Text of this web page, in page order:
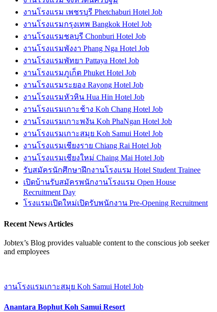
งานโรงแรม เพชรบุรี Phetchaburi Hotel Job
งานโรงแรมกรุงเทพ Bangkok Hotel Job
งานโรงแรมชลบุรี Chonburi Hotel Job
งานโรงแรมพังงา Phang Nga Hotel Job
งานโรงแรมพัทยา Pattaya Hotel Job
งานโรงแรมภูเก็ต Phuket Hotel Job
งานโรงแรมระยอง Rayong Hotel Job
งานโรงแรมหัวหิน Hua Hin Hotel Job
งานโรงแรมเกาะช้าง Koh Chang Hotel Job
งานโรงแรมเกาะพงัน Koh PhaNgan Hotel Job
งานโรงแรมเกาะสมุย Koh Samui Hotel Job
งานโรงแรมเชียงราย Chiang Rai Hotel Job
งานโรงแรมเชียงใหม่ Chaing Mai Hotel Job
รับสมัครนักศึกษาฝึกงานโรงแรม Hotel Student Trainee
เปิดบ้านรับสมัครพนักงานโรงแรม Open House
Recruitment Day
โรงแรมเปิดใหม่เปิดรับพนักงาน Pre-Opening Recruitment
Recent News Articles
Jobtex’s Blog provides valuable content to the conscious job seeker
and employees
งานโรงแรมเกาะสมุย Koh Samui Hotel Job
Anantara Bophut Koh Samui Resort